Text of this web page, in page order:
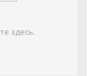
здесь.